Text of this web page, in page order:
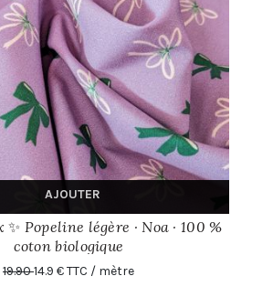
AJOUTER
Popeline légère · Noa · 100 %
coton biologique
19.9014.9 € TTC / mètre